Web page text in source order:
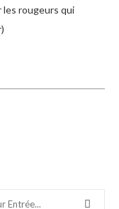
les rougeurs qui